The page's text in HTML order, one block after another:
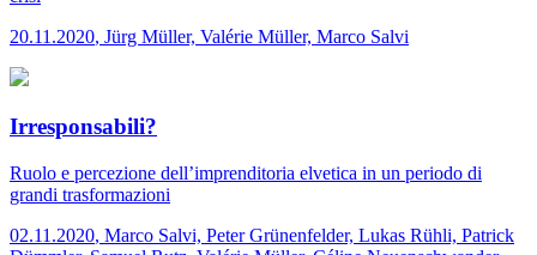
20.11.2020, Jürg Müller, Valérie Müller, Marco Salvi
Irresponsabili?
Ruolo e percezione dell’imprenditoria elvetica in un periodo di
grandi trasformazioni
02.11.2020, Marco Salvi, Peter Grünenfelder, Lukas Rühli, Patrick